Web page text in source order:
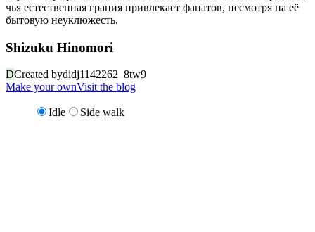
чья естественная грация привлекает фанатов, несмотря на её
бытовую неуклюжесть.
Shizuku Hinomori
DCreated bydidj1142262_8tw9
Make your ownVisit the blog
Idle Side walk